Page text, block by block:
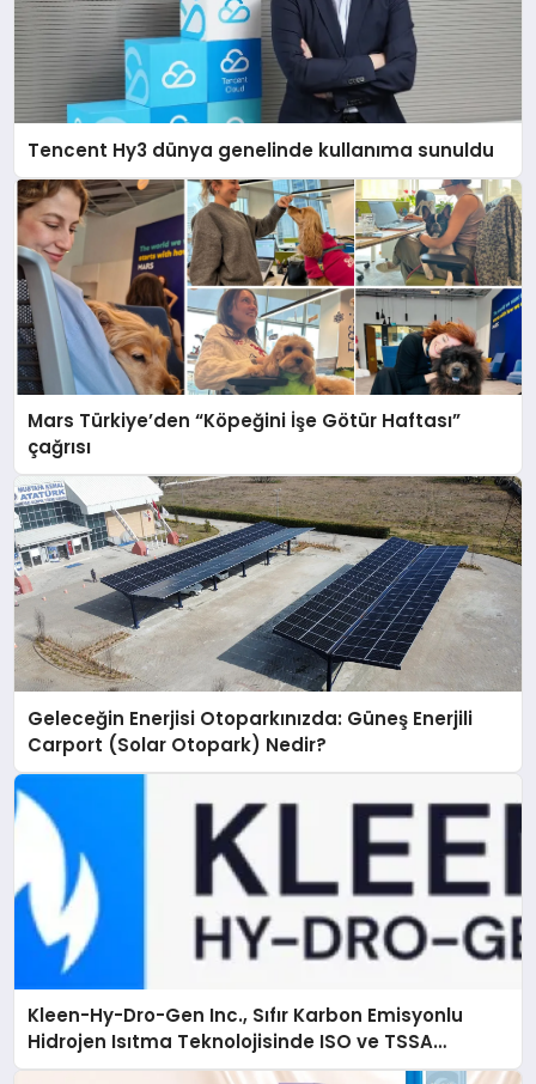
Tencent Hy3 dünya genelinde kullanıma sunuldu
Mars Türkiye’den “Köpeğini İşe Götür Haftası”
çağrısı
Geleceğin Enerjisi Otoparkınızda: Güneş Enerjili
Carport (Solar Otopark) Nedir?
Kleen-Hy-Dro-Gen Inc., Sıfır Karbon Emisyonlu
Hidrojen Isıtma Teknolojisinde ISO ve TSSA
Düzenleyici Onaylarını Aldı